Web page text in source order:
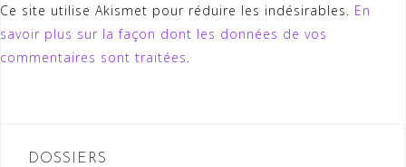
Ce site utilise Akismet pour réduire les indésirables. En
savoir plus sur la façon dont les données de vos
commentaires sont traitées
DOSSIERS